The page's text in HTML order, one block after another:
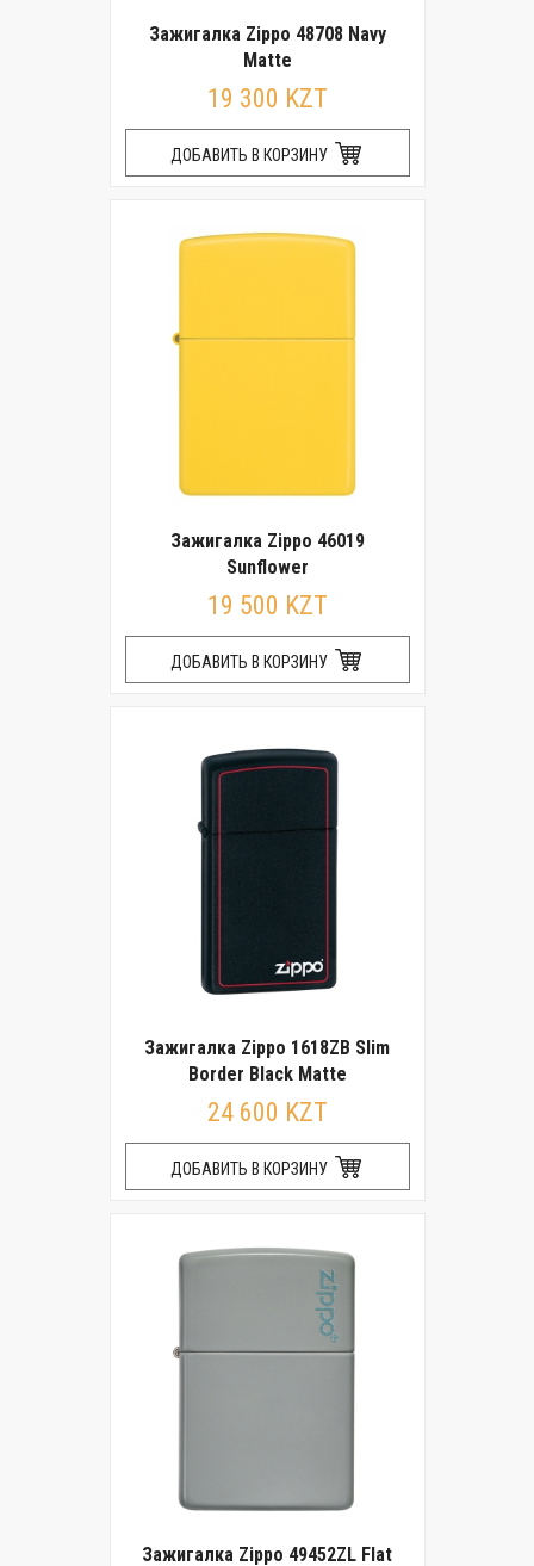
Зажигалка Zippo 48708 Navy
Matte
19 300 KZT
ДОБАВИТЬ В КОРЗИНУ
Зажигалка Zippo 46019
Sunflower
19 500 KZT
ДОБАВИТЬ В КОРЗИНУ
Зажигалка Zippo 1618ZB Slim
Border Black Matte
24 600 KZT
ДОБАВИТЬ В КОРЗИНУ
Зажигалка Zippo 49452ZL Flat